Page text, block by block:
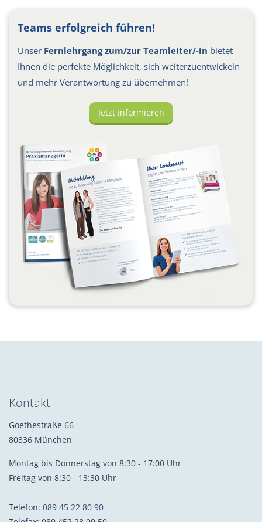
Teams erfolgreich führen!
Unser Fernlehrgang zum/zur Teamleiter/-in bietet
Ihnen die perfekte Möglichkeit, sich weiterzuentwickeln
und mehr Verantwortung zu übernehmen!
Jetzt informieren
Kontakt
Goethestraße 66
80336 München
Montag bis Donnerstag von 8:30 - 17:00 Uhr
Freitag von 8:30 - 13:30 Uhr
Telefon: 089 45 22 80 90